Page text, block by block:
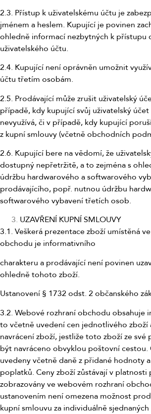
2.3. Přístup k uživatelskému účtu je
jménem a heslem. Kupující je povinen
ohledně informací nezbytných k přístupu
uživatelského účtu.
2.4. Kupující není oprávněn umožnit
účtu třetím osobám.
2.5. Prodávající může zrušit uživatelský
případě, kdy kupující svůj uživatelský
nevyužívá, či v případě, kdy kupující
z kupní smlouvy (včetně obchodních
2.6. Kupující bere na vědomí, že
dostupný nepřetržitě, a to zejména s
údržbu hardwarového a softwarového
prodávajícího, popř. nutnou údržbu
softwarového vybavení třetích osob.
UZAVŘENÍ KUPNÍ SMLOUVY
3.1. Veškerá prezentace zboží umístěná
obchodu je informativního
charakteru a prodávající není povinen
ohledně tohoto zboží.
Ustanovení § 1732 odst. 2 občanského
3.2. Webové rozhraní obchodu obsahuje
to včetně uvedení cen jednotlivého zboží
navrácení zboží, jestliže toto zboží ze své
být navráceno obvyklou poštovní cestou.
uvedeny včetně daně z přidané hodnoty
poplatků. Ceny zboží zůstávají v
zobrazovány ve webovém rozhraní
ustanovením není omezena možnost
kupní smlouvu za individuálně